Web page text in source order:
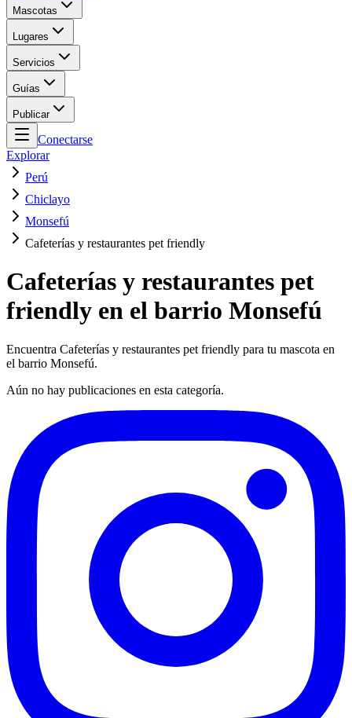
Mascotas
Lugares
Servicios
Guías
Publicar
Conectarse
Explorar
Perú
Chiclayo
Monsefú
Cafeterías y restaurantes pet friendly
Cafeterías y restaurantes pet
friendly en el barrio Monsefú
Encuentra Cafeterías y restaurantes pet friendly para tu mascota en
el barrio Monsefú.
Aún no hay publicaciones en esta categoría.